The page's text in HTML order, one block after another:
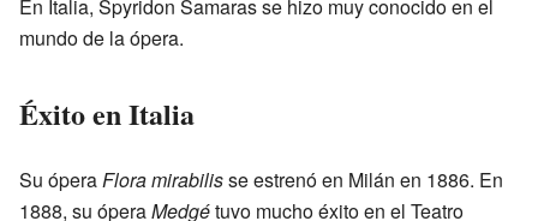
En Italia, Spyridon Samaras se hizo muy conocido en el
mundo de la ópera.
Éxito en Italia
Su óperaFlora mirabilisse estrenó en Milán en 1886. En
1888, su óperaMedgétuvo mucho éxito en el Teatro